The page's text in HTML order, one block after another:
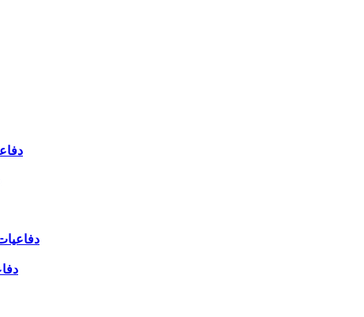
دفاعيات - حلقة 25
دفاعيات حلقة 14 ديسمبر - تابع موضوع (
دفاعيات - حلقة